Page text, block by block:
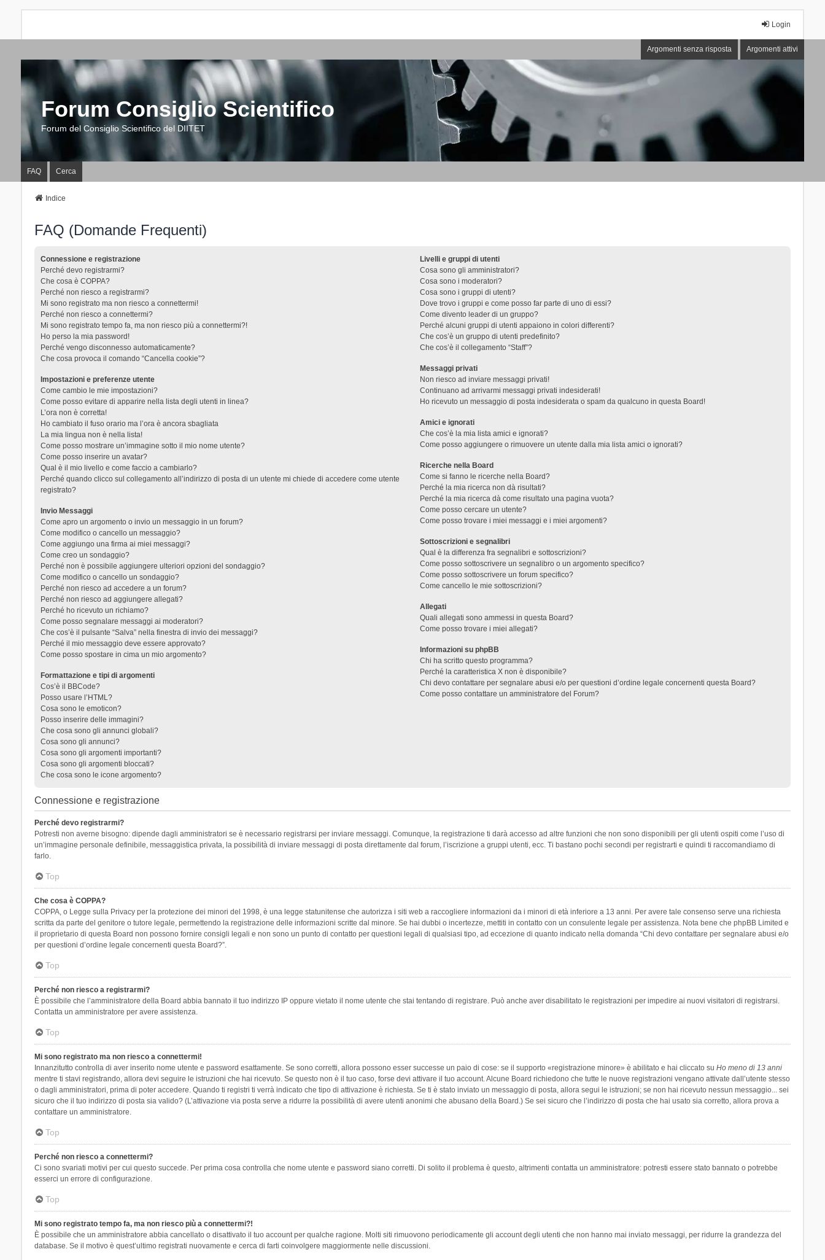
Login
Argomenti senza risposta Argomenti attivi
Forum Consiglio Scientifico
Forum del Consiglio Scientifico del DIITET
FAQ Cerca
Indice
FAQ (Domande Frequenti)
Connessione e registrazione
Perché devo registrarmi?
Che cosa è COPPA?
Perché non riesco a registrarmi?
Mi sono registrato ma non riesco a connettermi!
Perché non riesco a connettermi?
Mi sono registrato tempo fa, ma non riesco più a connettermi?!
Ho perso la mia password!
Perché vengo disconnesso automaticamente?
Che cosa provoca il comando “Cancella cookie”?
Impostazioni e preferenze utente
Come cambio le mie impostazioni?
Come posso evitare di apparire nella lista degli utenti in linea?
L’ora non è corretta!
Ho cambiato il fuso orario ma l’ora è ancora sbagliata
La mia lingua non è nella lista!
Come posso mostrare un’immagine sotto il mio nome utente?
Come posso inserire un avatar?
Qual è il mio livello e come faccio a cambiarlo?
Perché quando clicco sul collegamento all’indirizzo di posta di un utente mi chiede di accedere come utente
registrato?
Invio Messaggi
Come apro un argomento o invio un messaggio in un forum?
Come modifico o cancello un messaggio?
Come aggiungo una firma ai miei messaggi?
Come creo un sondaggio?
Perché non è possibile aggiungere ulteriori opzioni del sondaggio?
Come modifico o cancello un sondaggio?
Perché non riesco ad accedere a un forum?
Perché non riesco ad aggiungere allegati?
Perché ho ricevuto un richiamo?
Come posso segnalare messaggi ai moderatori?
Che cos’è il pulsante “Salva” nella finestra di invio dei messaggi?
Perché il mio messaggio deve essere approvato?
Come posso spostare in cima un mio argomento?
Formattazione e tipi di argomenti
Cos’è il BBCode?
Posso usare l’HTML?
Cosa sono le emoticon?
Posso inserire delle immagini?
Che cosa sono gli annunci globali?
Cosa sono gli annunci?
Cosa sono gli argomenti importanti?
Cosa sono gli argomenti bloccati?
Che cosa sono le icone argomento?
Livelli e gruppi di utenti
Cosa sono gli amministratori?
Cosa sono i moderatori?
Cosa sono i gruppi di utenti?
Dove trovo i gruppi e come posso far parte di uno di essi?
Come divento leader di un gruppo?
Perché alcuni gruppi di utenti appaiono in colori differenti?
Che cos’è un gruppo di utenti predefinito?
Che cos’è il collegamento “Staff”?
Messaggi privati
Non riesco ad inviare messaggi privati!
Continuano ad arrivarmi messaggi privati indesiderati!
Ho ricevuto un messaggio di posta indesiderata o spam da qualcuno in questa Board!
Amici e ignorati
Che cos’è la mia lista amici e ignorati?
Come posso aggiungere o rimuovere un utente dalla mia lista amici o ignorati?
Ricerche nella Board
Come si fanno le ricerche nella Board?
Perché la mia ricerca non dà risultati?
Perché la mia ricerca dà come risultato una pagina vuota?
Come posso cercare un utente?
Come posso trovare i miei messaggi e i miei argomenti?
Sottoscrizioni e segnalibri
Qual è la differenza fra segnalibri e sottoscrizioni?
Come posso sottoscrivere un segnalibro o un argomento specifico?
Come posso sottoscrivere un forum specifico?
Come cancello le mie sottoscrizioni?
Allegati
Quali allegati sono ammessi in questa Board?
Come posso trovare i miei allegati?
Informazioni su phpBB
Chi ha scritto questo programma?
Perché la caratteristica X non è disponibile?
Chi devo contattare per segnalare abusi e/o per questioni d’ordine legale concernenti questa Board?
Come posso contattare un amministratore del Forum?
Connessione e registrazione
Perché devo registrarmi?
Potresti non averne bisogno: dipende dagli amministratori se è necessario registrarsi per inviare messaggi. Comunque, la registrazione ti darà accesso ad altre funzioni che non sono disponibili per gli utenti ospiti come l’uso di
un’immagine personale definibile, messaggistica privata, la possibilità di inviare messaggi di posta direttamente dal forum, l’iscrizione a gruppi utenti, ecc. Ti bastano pochi secondi per registrarti e quindi ti raccomandiamo di
farlo.
Top
Che cosa è COPPA?
COPPA, o Legge sulla Privacy per la protezione dei minori del 1998, è una legge statunitense che autorizza i siti web a raccogliere informazioni da i minori di età inferiore a 13 anni. Per avere tale consenso serve una richiesta
scritta da parte del genitore o tutore legale, permettendo la registrazione delle informazioni scritte dal minore. Se hai dubbi o incertezze, mettiti in contatto con un consulente legale per assistenza. Nota bene che phpBB Limited e
il proprietario di questa Board non possono fornire consigli legali e non sono un punto di contatto per questioni legali di qualsiasi tipo, ad eccezione di quanto indicato nella domanda “Chi devo contattare per segnalare abusi e/o
per questioni d’ordine legale concernenti questa Board?”.
Top
Perché non riesco a registrarmi?
È possibile che l’amministratore della Board abbia bannato il tuo indirizzo IP oppure vietato il nome utente che stai tentando di registrare. Può anche aver disabilitato le registrazioni per impedire ai nuovi visitatori di registrarsi.
Contatta un amministratore per avere assistenza.
Top
Mi sono registrato ma non riesco a connettermi!
Innanzitutto controlla di aver inserito nome utente e password esattamente. Se sono corretti, allora possono esser successe un paio di cose: se il supporto «registrazione minore» è abilitato e hai cliccato su Ho meno di 13 anni
mentre ti stavi registrando, allora devi seguire le istruzioni che hai ricevuto. Se questo non è il tuo caso, forse devi attivare il tuo account. Alcune Board richiedono che tutte le nuove registrazioni vengano attivate dall’utente stesso
o dagli amministratori, prima di poter accedere. Quando ti registri ti verrà indicato che tipo di attivazione è richiesta. Se ti è stato inviato un messaggio di posta, allora segui le istruzioni; se non hai ricevuto nessun messaggio... sei
sicuro che il tuo indirizzo di posta sia valido? (L’attivazione via posta serve a ridurre la possibilità di avere utenti anonimi che abusano della Board.) Se sei sicuro che l’indirizzo di posta che hai usato sia corretto, allora prova a
contattare un amministratore.
Top
Perché non riesco a connettermi?
Ci sono svariati motivi per cui questo succede. Per prima cosa controlla che nome utente e password siano corretti. Di solito il problema è questo, altrimenti contatta un amministratore: potresti essere stato bannato o potrebbe
esserci un errore di configurazione.
Top
Mi sono registrato tempo fa, ma non riesco più a connettermi?!
È possibile che un amministratore abbia cancellato o disattivato il tuo account per qualche ragione. Molti siti rimuovono periodicamente gli account degli utenti che non hanno mai inviato messaggi, per ridurre la grandezza del
database. Se il motivo è quest’ultimo registrati nuovamente e cerca di farti coinvolgere maggiormente nelle discussioni.